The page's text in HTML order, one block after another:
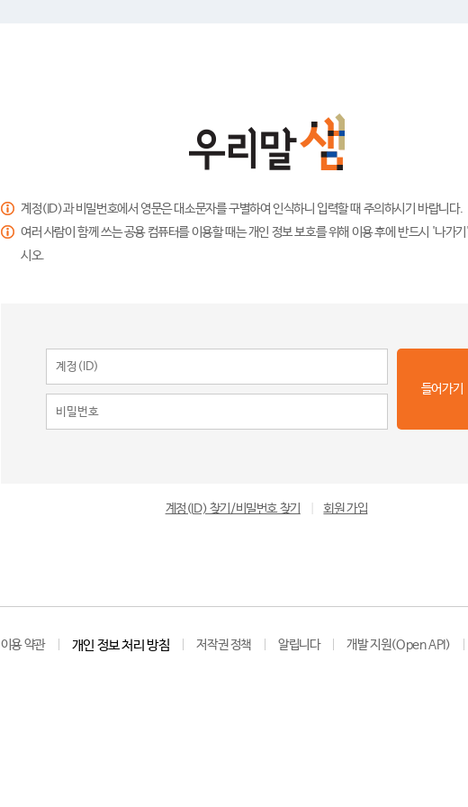
계정(ID)과 비밀번호에서 영문은 대소문자를 구별하여 인식하니 입력할 때 주의하시기 바랍니다.
여러 사람이 함께 쓰는 공용 컴퓨터를 이용할 때는 개인 정보 보호를 위해 이용 후에 반드시 '나가
시오.
들어가기
계정(ID) 찾기/비밀번호 찾기 회원 가입
이용 약관 개인 정보 처리 방침 저작권 정책 알립니다 개발 지원(Open API)